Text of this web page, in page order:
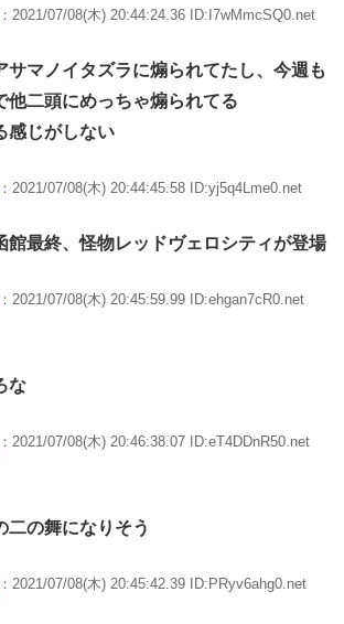
：2021/07/08(木) 20:44:24.36 ID:I7wMmcSQ0.net
サマノイタズラに煽られてたし、今週も
他二頭にめっちゃ煽られてる
感じがしない
：2021/07/08(木) 20:44:45.58 ID:yj5q4Lme0.net
館最終、怪物レッドヴェロシティが登場
：2021/07/08(木) 20:45:59.99 ID:ehgan7cR0.net
な
：2021/07/08(木) 20:46:38.07 ID:eT4DDnR50.net
二の舞になりそう
：2021/07/08(木) 20:45:42.39 ID:PRyv6ahg0.net